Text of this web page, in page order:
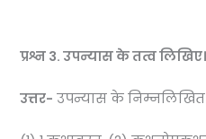
प्रश्न 3.उपन्यास के तत्व लिखिए।
उत्तर- उपन्यास के